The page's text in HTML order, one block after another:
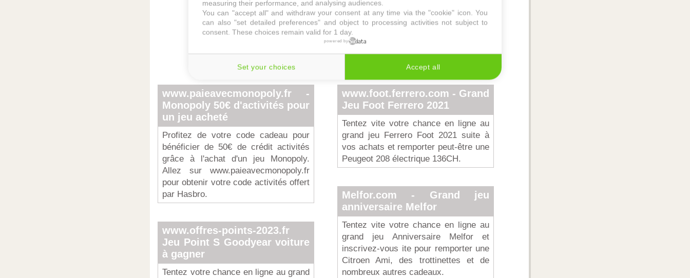
www.paieavecmonopoly.fr -
Monopoly 50€ d'activités pour
un jeu acheté
Profitez de votre code cadeau pour
bénéficier de 50€ de crédit activités
grâce à l'achat d'un jeu Monopoly.
Allez sur www.paieavecmonopoly.fr
pour obtenir votre code activités offert
par Hasbro.
www.offres-points-2023.fr
Jeu Point S Goodyear voiture
à gagner
Tentez votre chance en ligne au grand
www.foot.ferrero.com - Grand
Jeu Foot Ferrero 2021
Tentez vite votre chance en ligne au
grand jeu Ferrero Foot 2021 suite à
vos achats et remporter peut-être une
Peugeot 208 électrique 136CH.
Melfor.com - Grand jeu
anniversaire Melfor
Tentez vite votre chance en ligne au
grand jeu Anniversaire Melfor et
inscrivez-vous ite pour remporter une
Citroen Ami, des trottinettes et de
nombreux autres cadeaux.
measuring their performance, and analysing audiences.
You can "accept all" and withdraw your consent at any time via the "cookie" icon . You
can also "set detailed preferences" and object to processing activities not subject to
consent. These choices remain valid for 1 day.
powered by
Set your choices Accept all